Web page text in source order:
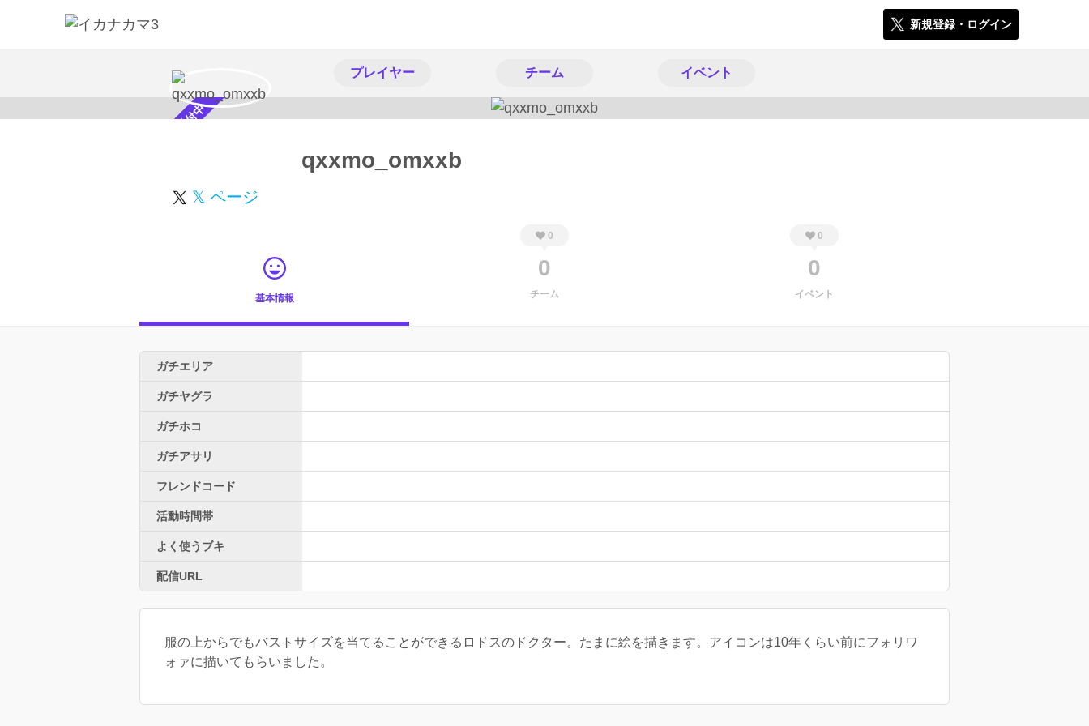
新規登録・ログイン
プレイヤー チーム イベント
スカウト受付中 qxxmo_omxxb
𝕏 ページ
基本情報
0
0
チーム
0
0
イベント
ガチエリア
ガチヤグラ
ガチホコ
ガチアサリ
フレンドコード
活動時間帯
よく使うブキ
配信URL
服の上からでもバストサイズを当てることができるロドスのドクター。たまに絵を描きます。アイコンは10年くらい前にフォリワ
ォァに描いてもらいました。